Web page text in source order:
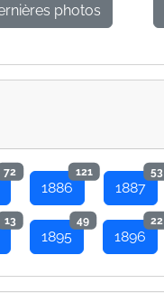
photos
72
1886
121
1887
53
13
1895
49
1896
22